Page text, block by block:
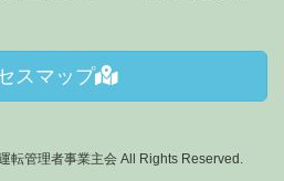
スマップ
転管理者事業主会 All Rights Reserved.